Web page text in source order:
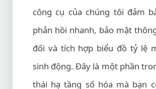
công cụ của chúng tôi đảm
phản hồi nhanh, bảo mật
đối và tích hợp biểu đồ tỷ lệ
sinh động. Đây là một phần
thái hạ tầng số hóa mà bạn